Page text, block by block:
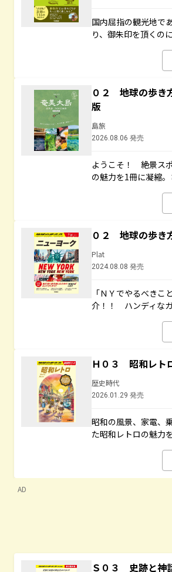
国内屈指の観光地で
り、御朱印を頂くの
０２ 地球の歩
版
島旅
2026.08.06 発売
ようこそ！ 絶景ス
の魅力を1冊に凝縮。
０２ 地球の歩
Plat
2024.08.08 発売
「ＮＹでやるべき
介！！ ハンディなガ
Ｈ０３ 昭和レト
歴史時代
2026.01.29 発売
昭和の風景、家電、
た昭和レトロの魅力
AD
Ｓ０３ 史跡と神